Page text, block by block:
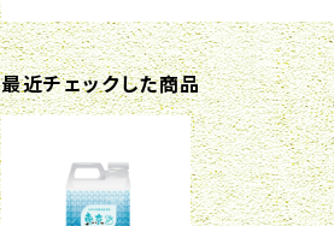
最近チェックした商品